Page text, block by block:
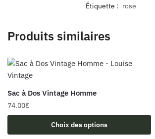
Étiquette : rose
Produits similaires
Sac à Dos Vintage Homme
74.00€
Choix des options
produit